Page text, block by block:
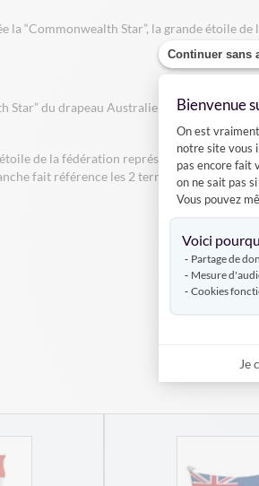
Continuer sans
Bienvenue
On est
notre site vous
pas encore fait
on ne sait pas
Vous pouvez
Voici
Partage de
Mesure
Cookies
Je
la “Commonwealth Star”, la grande étoile
Star” du drapeau Australie ?
de la fédération représentent les
fait référence les 2 territoires de